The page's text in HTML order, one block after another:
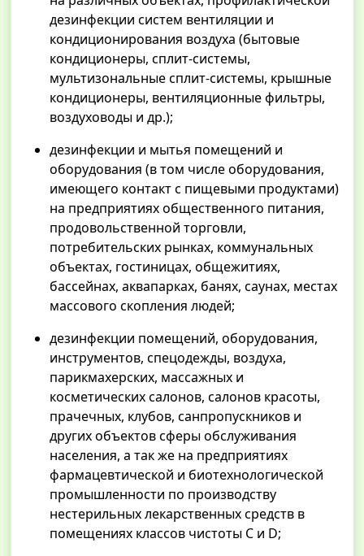
дезинфекции систем вентиляции и
кондиционирования воздуха (бытовые
кондиционеры, сплит-системы,
мультизональные сплит-системы, крышные
кондиционеры, вентиляционные фильтры,
воздуховоды и др.);
дезинфекции и мытья помещений и
оборудования (в том числе оборудования,
имеющего контакт с пищевыми продуктами)
на предприятиях общественного питания,
продовольственной торговли,
потребительских рынках, коммунальных
объектах, гостиницах, общежитиях,
бассейнах, аквапарках, банях, саунах, местах
массового скопления людей;
дезинфекции помещений, оборудования,
инструментов, спецодежды, воздуха,
парикмахерских, массажных и
косметических салонов, салонов красоты,
прачечных, клубов, санпропускников и
других объектов сферы обслуживания
населения, а так же на предприятиях
фармацевтической и биотехнологической
промышленности по производству
нестерильных лекарственных средств в
помещениях классов чистоты С и D;